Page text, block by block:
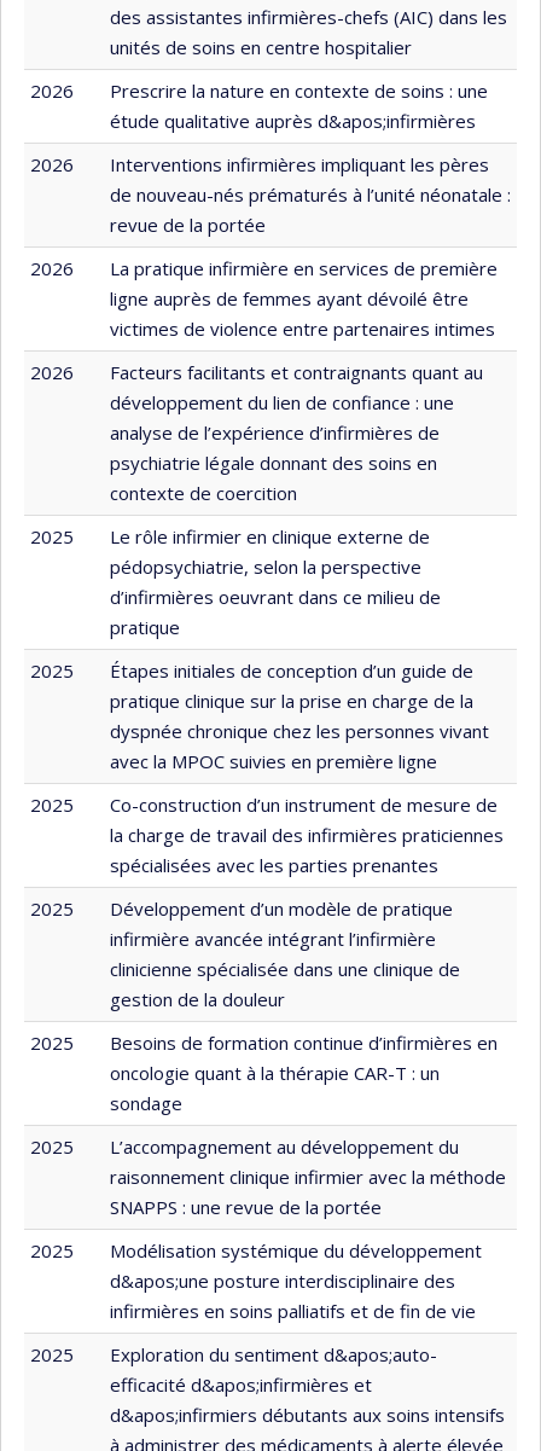
des assistantes infirmières-chefs (AIC) dans les
unités de soins en centre hospitalier
2026
Prescrire la nature en contexte de soins : une
étude qualitative auprès d&apos;infirmières
2026
Interventions infirmières impliquant les pères
de nouveau-nés prématurés à l’unité néonatale :
revue de la portée
2026
La pratique infirmière en services de première
ligne auprès de femmes ayant dévoilé être
victimes de violence entre partenaires intimes
2026
Facteurs facilitants et contraignants quant au
développement du lien de confiance : une
analyse de l’expérience d’infirmières de
psychiatrie légale donnant des soins en
contexte de coercition
2025
Le rôle infirmier en clinique externe de
pédopsychiatrie, selon la perspective
d’infirmières oeuvrant dans ce milieu de
pratique
2025
Étapes initiales de conception d’un guide de
pratique clinique sur la prise en charge de la
dyspnée chronique chez les personnes vivant
avec la MPOC suivies en première ligne
2025
Co-construction d’un instrument de mesure de
la charge de travail des infirmières praticiennes
spécialisées avec les parties prenantes
2025
Développement d’un modèle de pratique
infirmière avancée intégrant l’infirmière
clinicienne spécialisée dans une clinique de
gestion de la douleur
2025
Besoins de formation continue d’infirmières en
oncologie quant à la thérapie CAR-T : un
sondage
2025
L’accompagnement au développement du
raisonnement clinique infirmier avec la méthode
SNAPPS : une revue de la portée
2025
Modélisation systémique du développement
d&apos;une posture interdisciplinaire des
infirmières en soins palliatifs et de fin de vie
2025
Exploration du sentiment d&apos;auto-
efficacité d&apos;infirmières et
d&apos;infirmiers débutants aux soins intensifs
à administrer des médicaments à alerte élevée